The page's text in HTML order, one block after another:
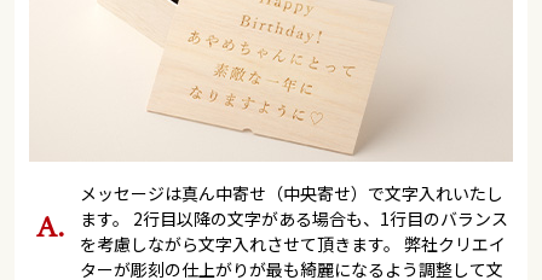
メッセージは真ん中寄せ（中央寄せ）で文字入れいたし
ます。 2行目以降の文字がある場合も、1行目のバランス
を考慮しながら文字入れさせて頂きます。 弊社クリエイ
ターが彫刻の仕上がりが最も綺麗になるよう調整して文